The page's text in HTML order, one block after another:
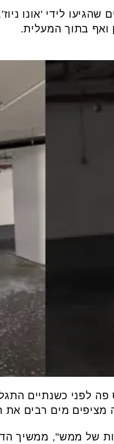
שהגיעו לידי 'אונו
ואף בתוך המעלית.
לפני כשנתיים
מציפים מים רבים את
של ממש", ממשיך